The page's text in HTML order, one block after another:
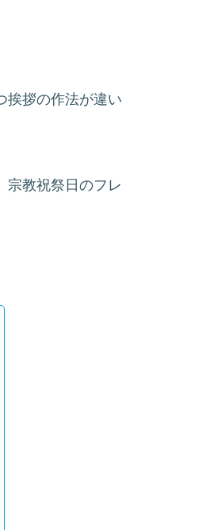
挨拶の作法が違い
宗教祝祭日のフレ